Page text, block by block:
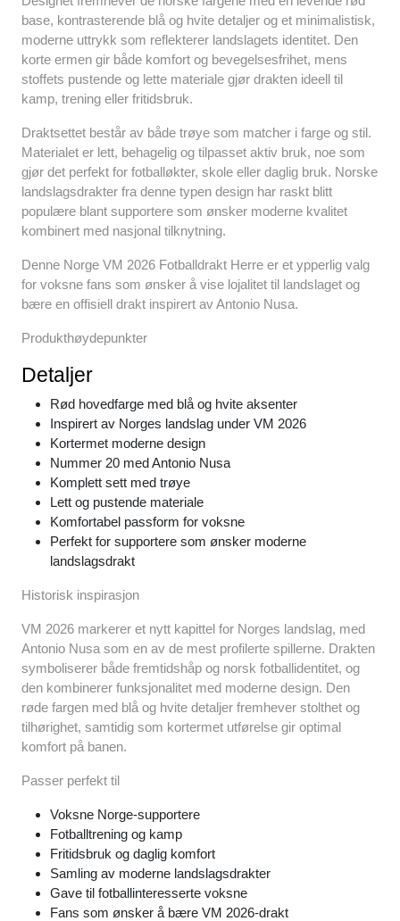
base, kontrasterende blå og hvite detaljer og et minimalistisk,
moderne uttrykk som reflekterer landslagets identitet. Den
korte ermen gir både komfort og bevegelsesfrihet, mens
stoffets pustende og lette materiale gjør drakten ideell til
kamp, trening eller fritidsbruk.
Draktsettet består av både trøye som matcher i farge og stil.
Materialet er lett, behagelig og tilpasset aktiv bruk, noe som
gjør det perfekt for fotballøkter, skole eller daglig bruk. Norske
landslagsdrakter fra denne typen design har raskt blitt
populære blant supportere som ønsker moderne kvalitet
kombinert med nasjonal tilknytning.
Denne Norge VM 2026 Fotballdrakt Herre er et ypperlig valg
for voksne fans som ønsker å vise lojalitet til landslaget og
bære en offisiell drakt inspirert av Antonio Nusa.
Produkthøydepunkter
Detaljer
Rød hovedfarge med blå og hvite aksenter
Inspirert av Norges landslag under VM 2026
Kortermet moderne design
Nummer 20 med Antonio Nusa
Komplett sett med trøye
Lett og pustende materiale
Komfortabel passform for voksne
Perfekt for supportere som ønsker moderne
landslagsdrakt
Historisk inspirasjon
VM 2026 markerer et nytt kapittel for Norges landslag, med
Antonio Nusa som en av de mest profilerte spillerne. Drakten
symboliserer både fremtidshåp og norsk fotballidentitet, og
den kombinerer funksjonalitet med moderne design. Den
røde fargen med blå og hvite detaljer fremhever stolthet og
tilhørighet, samtidig som kortermet utførelse gir optimal
komfort på banen.
Passer perfekt til
Voksne Norge-supportere
Fotballtrening og kamp
Fritidsbruk og daglig komfort
Samling av moderne landslagsdrakter
Gave til fotballinteresserte voksne
Fans som ønsker å bære VM 2026-drakt